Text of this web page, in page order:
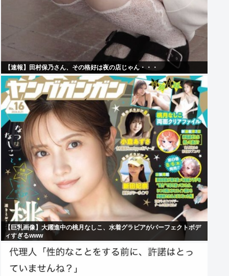
【速報】田村保乃さん、その格好は夜の店じゃん・・・
【巨乳画像】大躍進中の桃月なしこ、水着グラビアがパーフェクトボデ
ィすぎるwww